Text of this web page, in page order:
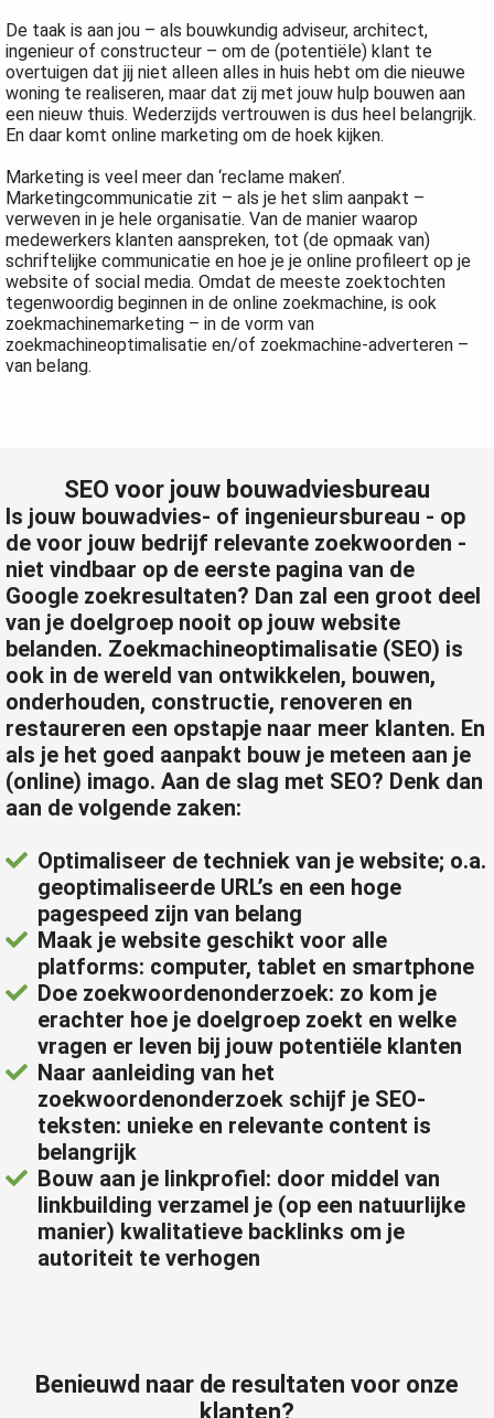
De taak is aan jou – als bouwkundig adviseur, architect,
ingenieur of constructeur – om de (potentiële) klant te
overtuigen dat jij niet alleen alles in huis hebt om die nieuwe
woning te realiseren, maar dat zij met jouw hulp bouwen aan
een nieuw thuis. Wederzijds vertrouwen is dus heel belangrijk.
En daar komt online marketing om de hoek kijken.
Marketing is veel meer dan ‘reclame maken’.
Marketingcommunicatie zit – als je het slim aanpakt –
verweven in je hele organisatie. Van de manier waarop
medewerkers klanten aanspreken, tot (de opmaak van)
schriftelijke communicatie en hoe je je online profileert op je
website of social media. Omdat de meeste zoektochten
tegenwoordig beginnen in de online zoekmachine, is ook
zoekmachinemarketing – in de vorm van
zoekmachineoptimalisatie en/of zoekmachine-adverteren –
van belang.
SEO voor jouw bouwadviesbureau
Is jouw bouwadvies- of ingenieursbureau - op
de voor jouw bedrijf relevante zoekwoorden -
niet vindbaar op de eerste pagina van de
Google zoekresultaten? Dan zal een groot deel
van je doelgroep nooit op jouw website
belanden. Zoekmachineoptimalisatie (SEO) is
ook in de wereld van ontwikkelen, bouwen,
onderhouden, constructie, renoveren en
restaureren een opstapje naar meer klanten. En
als je het goed aanpakt bouw je meteen aan je
(online) imago. Aan de slag met SEO? Denk dan
aan de volgende zaken:
Optimaliseer de techniek van je website; o.a.
geoptimaliseerde URL’s en een hoge
pagespeed zijn van belang
Maak je website geschikt voor alle
platforms: computer, tablet en smartphone
Doe zoekwoordenonderzoek: zo kom je
erachter hoe je doelgroep zoekt en welke
vragen er leven bij jouw potentiële klanten
Naar aanleiding van het
zoekwoordenonderzoek schijf je SEO-
teksten: unieke en relevante content is
belangrijk
Bouw aan je linkprofiel: door middel van
linkbuilding verzamel je (op een natuurlijke
manier) kwalitatieve backlinks om je
autoriteit te verhogen
Benieuwd naar de resultaten voor onze
klanten?
van